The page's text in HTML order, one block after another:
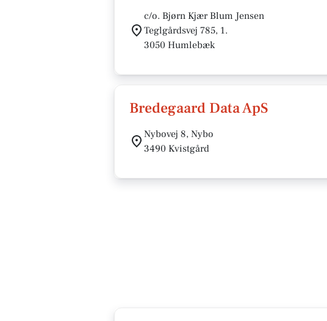
c/o. Bjørn Kjær Blum Jensen
Teglgårdsvej 785, 1.
3050 Humlebæk
Bredegaard Data ApS
Nybovej 8, Nybo
3490 Kvistgård